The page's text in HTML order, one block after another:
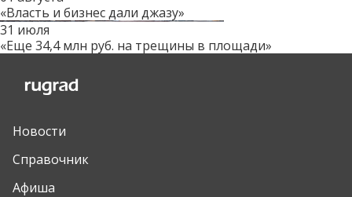
«Власть и бизнес дали джазу»
31 июля
«Еще 34,4 млн руб. на трещины в площади»
Новости
Справочник
Афиша